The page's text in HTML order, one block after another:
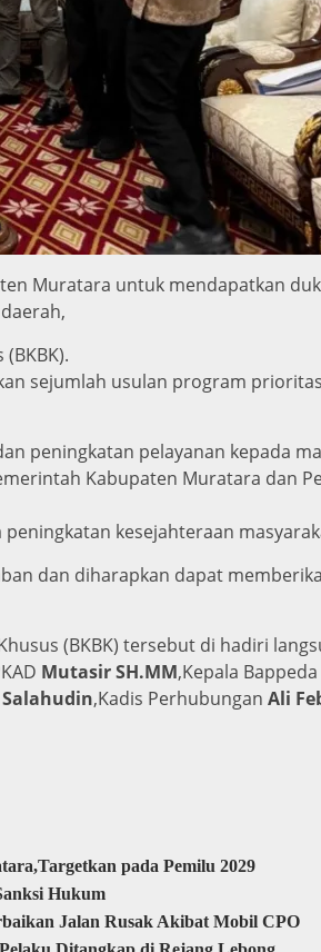
Muratara untuk mendapatkan
sejumlah usulan program
peningkatan pelayanan kepada
Kabupaten Muratara dan
kesejahteraan
dan diharapkan dapat
(BKBK) tersebut di hadiri
Mutasir SH.MM,Kepala Bappeda
Salahudin,Kadis Perhubungan Ali
pada Pemilu 2029
Hukum
Jalan Rusak Akibat Mobil CPO